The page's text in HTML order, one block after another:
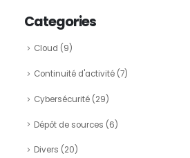
Categories
Cloud (9)
Continuité d'activité(7)
Cybersécurité(29)
Dépôt de sources (6)
Divers (20)